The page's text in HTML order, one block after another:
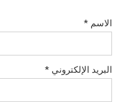
الاسم *
البريد الإلكتروني *